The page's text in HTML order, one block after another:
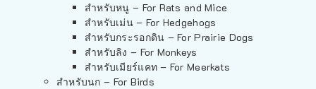
สำหรับหนู – For Rats and Mice
สำหรับเม่น – For Hedgehogs
สำหรับกระรอกดิน – For Prairie Dogs
สำหรับลิง – For Monkeys
สำหรับเมียร์แคท – For Meerkats
สำหรับนก – For Birds